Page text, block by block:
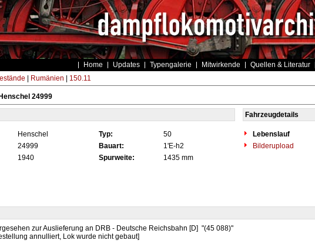
Home Updates Typengalerie Mitwirkende Quellen & Literatur
Rumänien 150.11
24999
Fahrzeugdetails
Henschel Typ: 50
Lebenslauf
24999 Bauart: 1'E-h2
Bilderupload
1940 Spurweite: 1435 mm
zur Auslieferung an DRB - Deutsche Reichsbahn [D] "(45 088)"
annulliert, Lok wurde nicht gebaut]